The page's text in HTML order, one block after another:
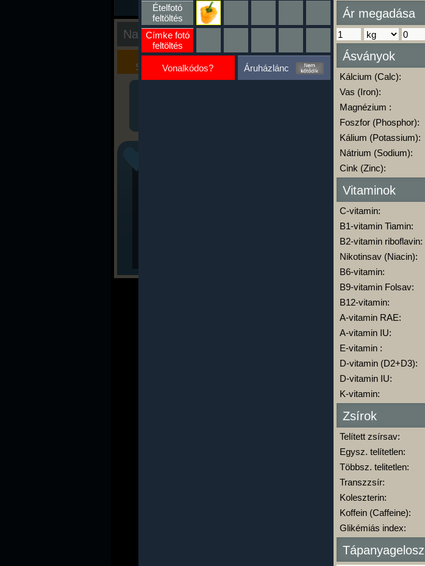
Nap kiértékelése
Kalória
Szimulátor
Szöveges
Értékelés
Ha ma már nem eszel/
kattints a kiértékelésre!
A Kalória Szimulátor
-
Ételfotó
feltöltés
Címke fotó
feltöltés
Vonalkódos? Áruházlánc
Ár megadása
Ásványok
Kálcium (Calc):
Vas (Iron):
Magnézium :
Foszfor (Phosphor):
Kálium (Potassium):
Nátrium (Sodium):
Cink (Zinc):
Vitaminok
C-vitamin:
B1-vitamin Tiamin:
B2-vitamin riboflavin:
Nikotinsav (Niacin):
B6-vitamin:
B9-vitamin Folsav:
B12-vitamin:
A-vitamin RAE:
A-vitamin IU:
E-vitamin :
D-vitamin (D2+D3):
D-vitamin IU:
K-vitamin:
Zsírok
Telített zsírsav:
Egysz. telítetlen:
Többsz. telitetlen:
Transzzsír:
Koleszterin:
Koffein (Caffeine):
Glikémiás index: